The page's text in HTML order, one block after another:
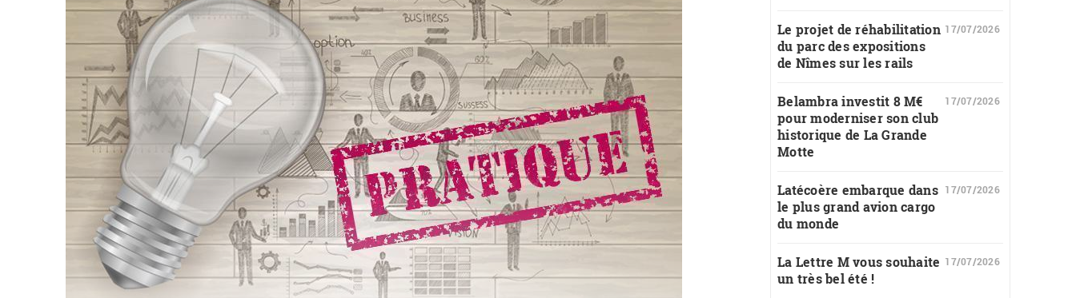
Le projet de réhabilitation
du parc des expositions
de Nîmes sur les rails
17/07/2026
Belambra investit 8 M€
pour moderniser son club
historique de La Grande
Motte
17/07/2026
Latécoère embarque dans
le plus grand avion cargo
du monde
17/07/2026
La Lettre M vous souhaite
un très bel été !
17/07/2026